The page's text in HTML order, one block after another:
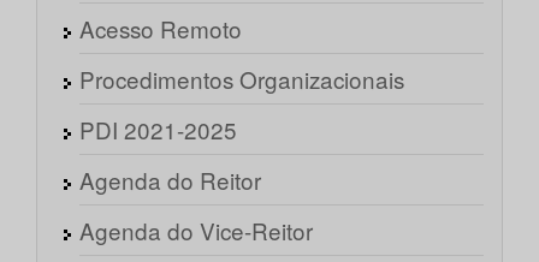
Acesso Remoto
Procedimentos Organizacionais
PDI 2021-2025
Agenda do Reitor
Agenda do Vice-Reitor